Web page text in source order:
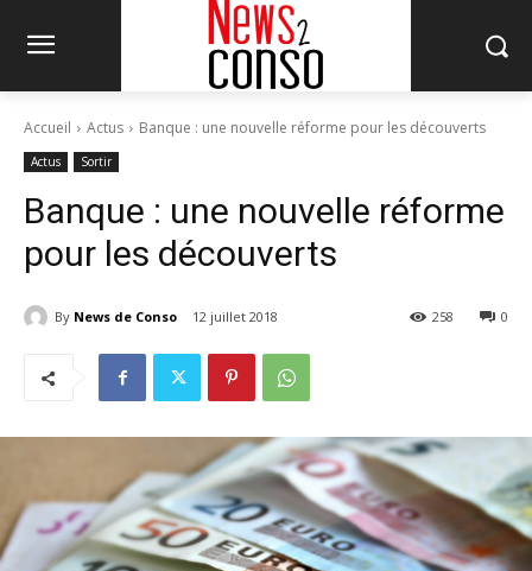
Accueil Actus Banque : une nouvelle réforme pour les découverts
Actus Sortir
Banque : une nouvelle réforme
pour les découverts
By News de Conso 12 juillet 2018 0
258